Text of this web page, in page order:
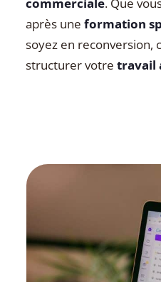
commerciale. Que
après uneformation
soyez en reconversion,
structurer votretravail